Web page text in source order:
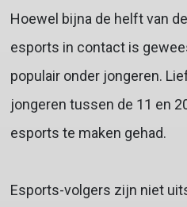
Hoewel bijna de helft van
esports in contact is
populair onder jongeren.
jongeren tussen de 11 en
esports te maken gehad.
Esports-volgers zijn niet